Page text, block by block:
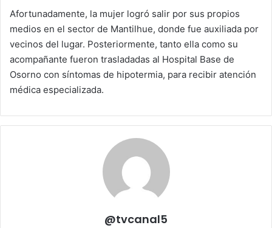
Afortunadamente, la mujer logró salir por sus propios
medios en el sector de Mantilhue, donde fue auxiliada por
vecinos del lugar. Posteriormente, tanto ella como su
acompañante fueron trasladadas al Hospital Base de
Osorno con síntomas de hipotermia, para recibir atención
médica especializada.
@tvcanal5